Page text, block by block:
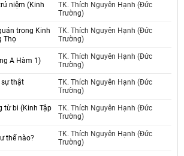
niệm (Kinh
TK. Thích Nguyên Hạnh (Đức
Trường)
trong Kinh
Thọ
TK. Thích Nguyên Hạnh (Đức
Trường)
A Hàm 1)
TK. Thích Nguyên Hạnh (Đức
Trường)
sự thật
TK. Thích Nguyên Hạnh (Đức
Trường)
từ bi (Kinh Tập
TK. Thích Nguyên Hạnh (Đức
Trường)
thế nào?
TK. Thích Nguyên Hạnh (Đức
Trường)